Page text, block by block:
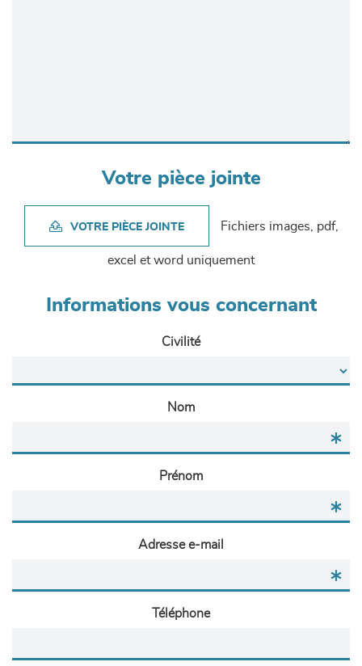
Votre pièce jointe
VOTRE PIÈCE JOINTE Fichiers images, pdf,
excel et word uniquement
Informations vous concernant
Civilité
Nom
Prénom
Adresse e-mail
Téléphone